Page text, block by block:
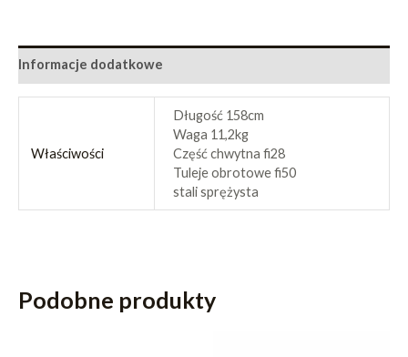
Informacje dodatkowe
Właściwości
Długość 158cm
Waga 11,2kg
Część chwytna fi28
Tuleje obrotowe fi50
stali sprężysta
Podobne produkty